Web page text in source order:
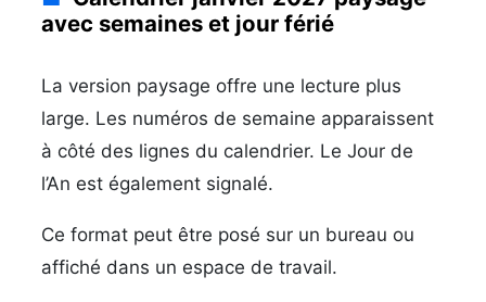
avec semaines et jour férié
La version paysage offre une lecture plus
large. Les numéros de semaine apparaissent
à côté des lignes du calendrier. Le Jour de
l’An est également signalé.
Ce format peut être posé sur un bureau ou
affiché dans un espace de travail.